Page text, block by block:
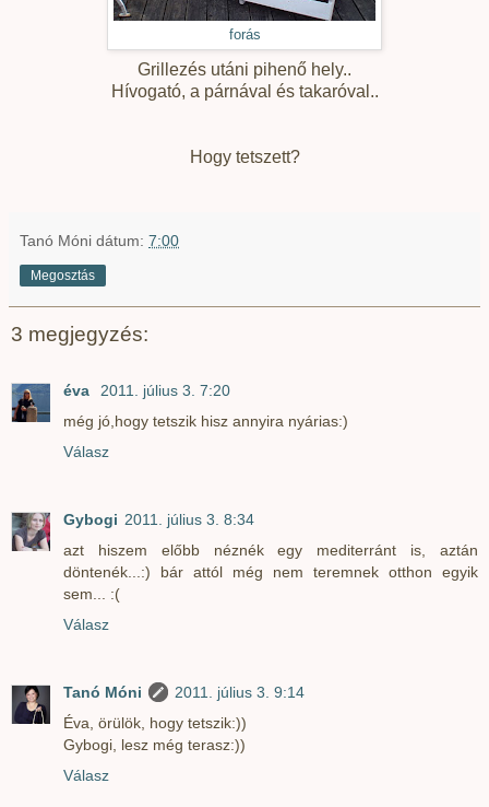
forás
Grillezés utáni pihenő hely..
Hívogató, a párnával és takaróval..
Hogy tetszett?
Tanó Móni dátum: 7:00
Megosztás
3 megjegyzés:
éva
2011. július 3. 7:20
még jó,hogy tetszik hisz annyira nyárias:)
Válasz
Gybogi 2011. július 3. 8:34
azt hiszem előbb néznék egy mediterránt is, aztán
döntenék...:) bár attól még nem teremnek otthon egyik
sem... :(
Válasz
Tanó Móni
2011. július 3. 9:14
Éva, örülök, hogy tetszik:))
Gybogi, lesz még terasz:))
Válasz